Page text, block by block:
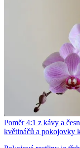
Poměr 4:1 z kávy a
květináčů a pokojovky